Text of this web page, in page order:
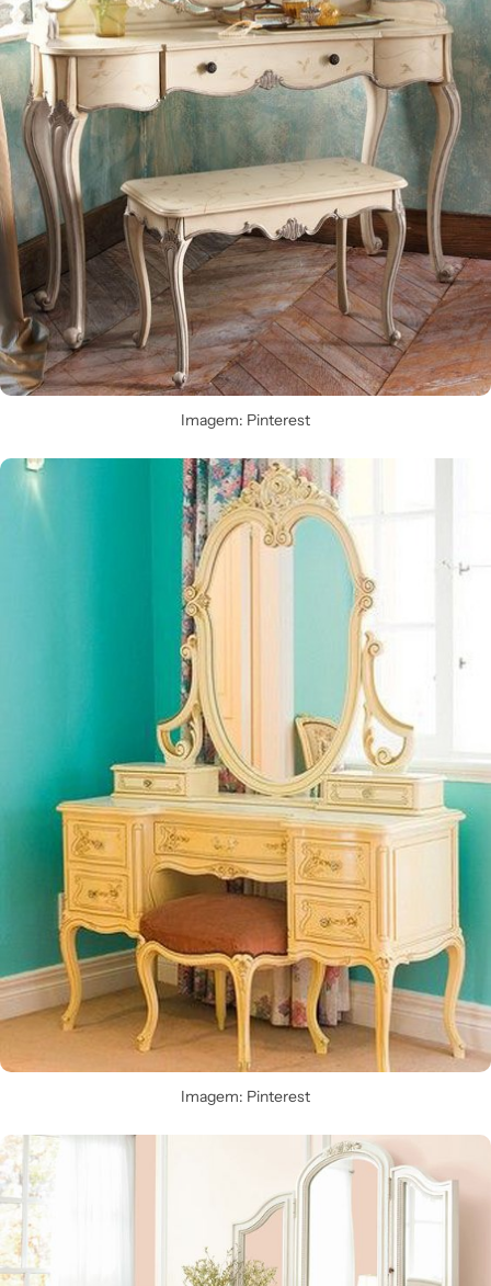
Imagem: Pinterest
Imagem: Pinterest